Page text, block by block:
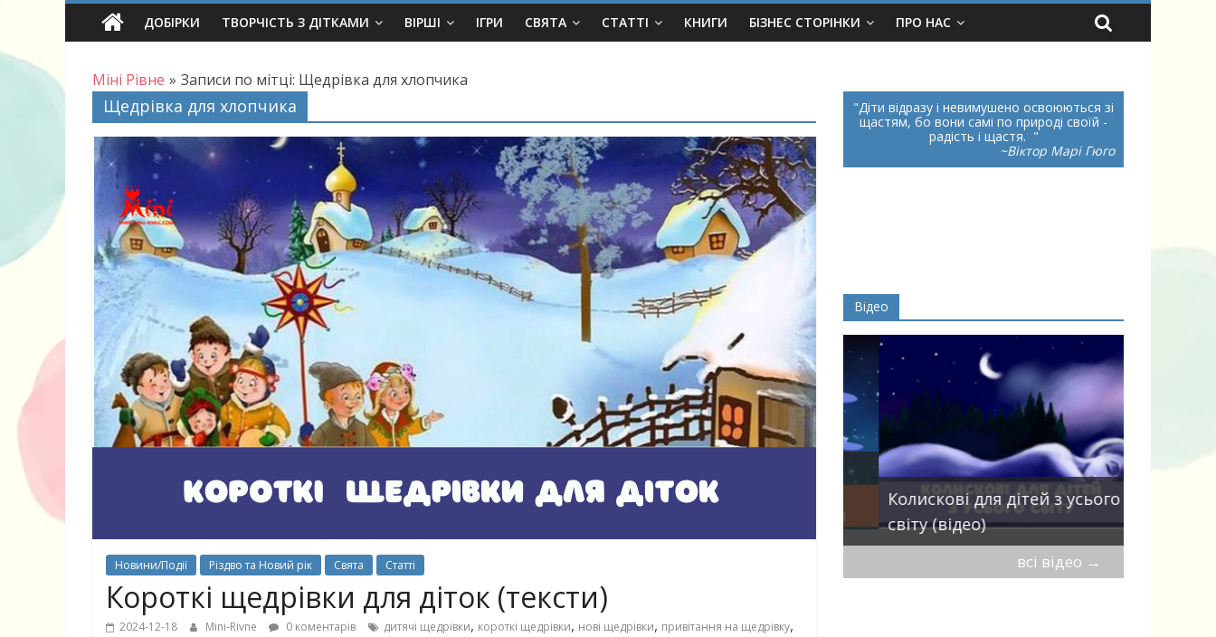
Skip
ДОБІРКИ ТВОРЧІСТЬ З ДІТКАМИ ВІРШІ ІГРИ СВЯТА СТАТТІ КНИГИ БІЗНЕС СТОРІНКИ ПРО НАС
Міні Рівне » Записи по мітці: Щедрівка для хлопчика
Щедрівка для хлопчика
Новини/Події Різдво та Новий рік Свята Статті
Короткі щедрівки для діток (тексти)
2024-12-18 Mini-Rivne 0 коментарів дитячі щедрівки, короткі щедрівки, нові щедрівки, привітання на щедрівку,
Діти відразу і невимушено освоюються зі
щастям, бо вони самі по природі своїй -
радість і щастя.
~Віктор Марі Гюго
Відео
30 найкрасивіших пісень про
пісні для дітей (слова та
Колискові для дітей з усього
світу (відео)
всі відео →